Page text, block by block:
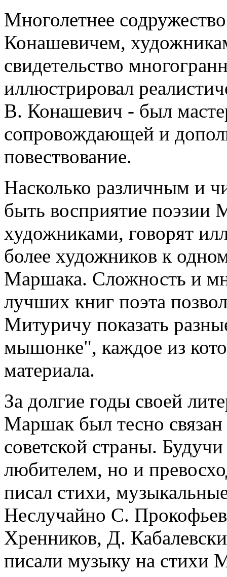
Многолетнее
Конашевичем,
свидетельство
иллюстрировал
В. Конашевич - был
сопровождающей и
повествование.
Насколько различным и
быть восприятие поэзии
художниками, говорят
более художников к
Маршака. Сложность и
лучших книг поэта
Митуричу показать
мышонке", каждое из
материала.
За долгие годы своей
Маршак был тесно
советской страны.
любителем, но и
писал стихи,
Неслучайно С.
Хренников, Д.
писали музыку на стихи